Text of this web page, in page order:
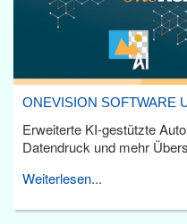
ONEVISION SOFTWARE
Erweiterte KI-gestützte
Datendruck und mehr
Weiterlesen...